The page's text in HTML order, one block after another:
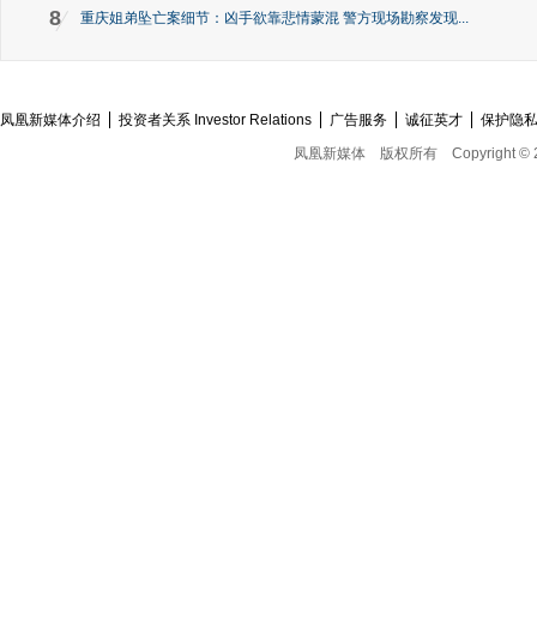
8 重庆姐弟坠亡案细节：凶手欲靠悲情蒙混 警方现场勘察发现...
凤凰新媒体介绍 投资者关系 Investor Relations 广告服务 诚征英才
保护隐
凤凰新媒体
版权所有 Copyright ©